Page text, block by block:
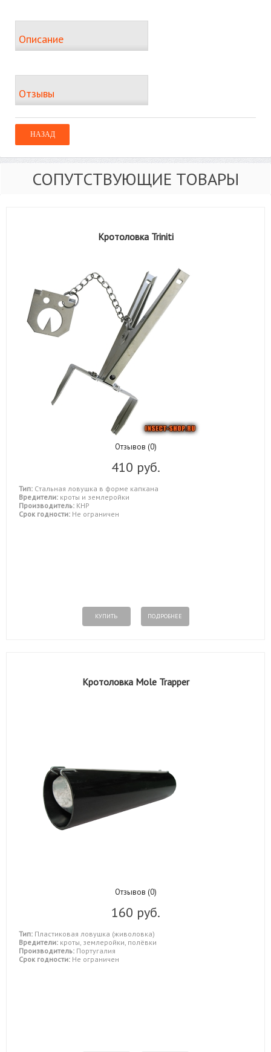
Описание
Отзывы
СОПУТСТВУЮЩИЕ ТОВАРЫ
Кротоловка Triniti
Отзывов (0)
410 руб.
Тип: Cтальная ловушка в форме капкана
Вредители: кроты и землеройки
Производитель: КНР
Срок годности: Не ограничен
КУПИТЬ ПОДРОБНЕЕ
Кротоловка Mole Trapper
Отзывов (0)
160 руб.
Тип: Пластиковая ловушка (живоловка)
Вредители: кроты, землеройки, полёвки
Производитель: Португалия
Срок годности: Не ограничен